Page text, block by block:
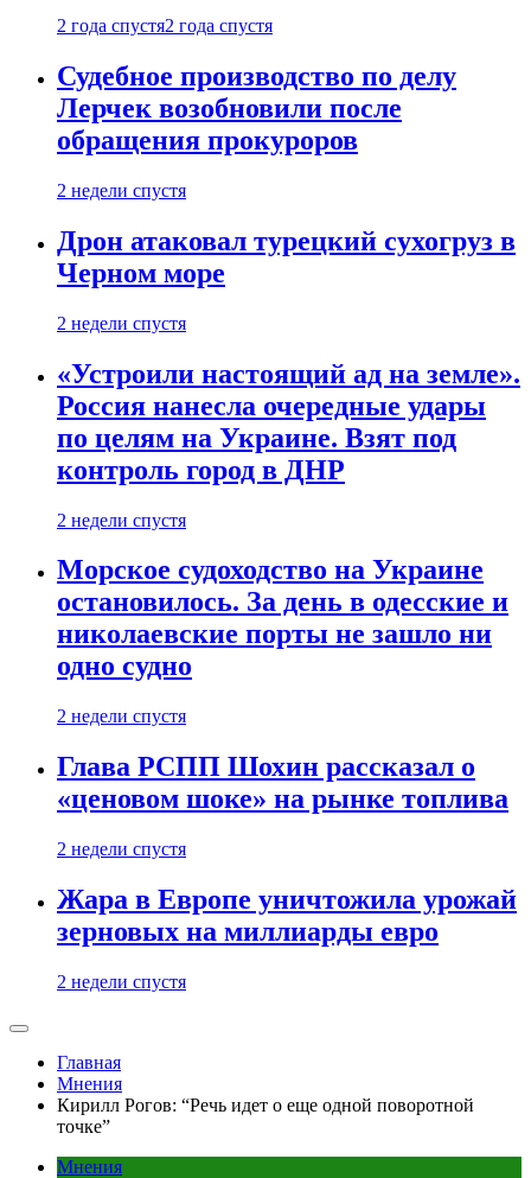
2 года спустя2 года спустя
Судебное производство по делу
Лерчек возобновили после
обращения прокуроров
2 недели спустя
Дрон атаковал турецкий сухогруз в
Черном море
2 недели спустя
«Устроили настоящий ад на земле».
Россия нанесла очередные удары
по целям на Украине. Взят под
контроль город в ДНР
2 недели спустя
Морское судоходство на Украине
остановилось. За день в одесские и
николаевские порты не зашло ни
одно судно
2 недели спустя
Глава РСПП Шохин рассказал о
«ценовом шоке» на рынке топлива
2 недели спустя
Жара в Европе уничтожила урожай
зерновых на миллиарды евро
2 недели спустя
Главная
Мнения
Кирилл Рогов: “Речь идет о еще одной поворотной
точке”
Мнения